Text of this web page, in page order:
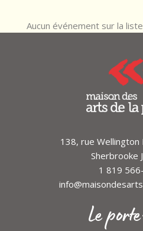
Aucun événement sur la
138, rue
Sherbrooke
1 819
Le